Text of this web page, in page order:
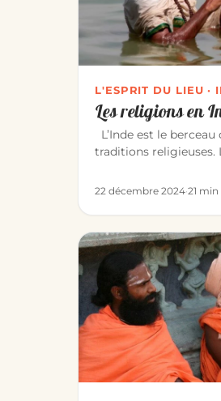
L'ESPRIT DU LIEU ·
Les religions en
L’Inde est le
traditions religieuses.
22 décembre 2024·21 min